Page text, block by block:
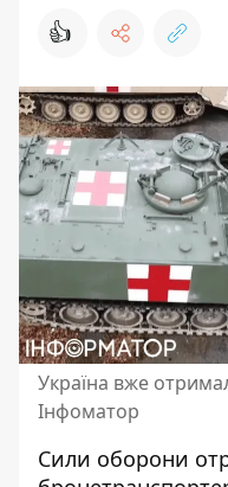
👍
Україна вже
Інфоматор
Сили оборони